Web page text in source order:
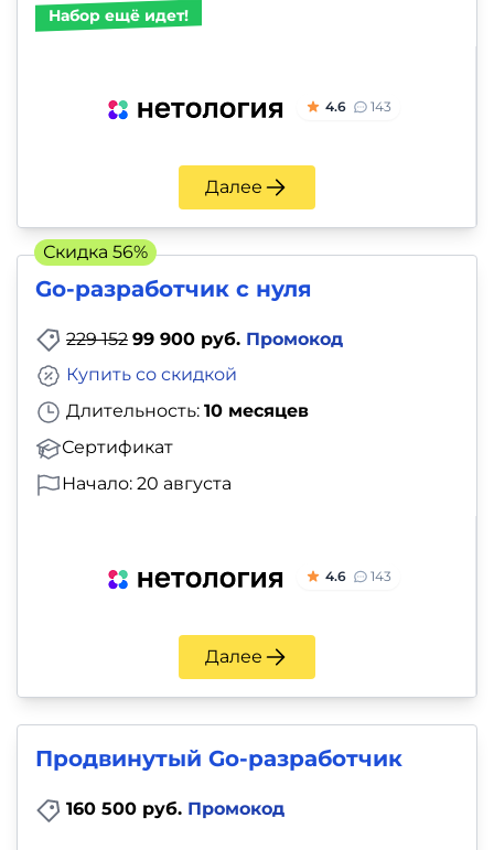
Набор ещё идет!
4.6 143
Далее
Go-разработчик с нуля
229 152 99 900 руб. Промокод
Длительность: 10 месяцев
Сертификат
Купить со скидкой
Начало: 20 августа
4.6 143
Далее
Скидка 56%
Продвинутый Go-разработчик
160 500 руб. Промокод